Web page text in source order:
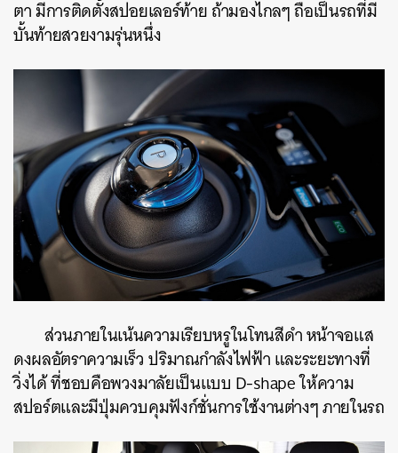
ตา มีการติดตั้งสปอยเลอร์ท้าย ถ้ามองไกลๆ ถือเป็นรถที่มี
บั้นท้ายสวยงามรุ่นหนึ่ง
ส่วนภายในเน้นความเรียบหรูในโทนสีดำ หน้าจอแส
ดงผลอัตราความเร็ว ปริมาณกำลังไฟฟ้า และระยะทางที่
วิ่งได้ ที่ชอบคือพวงมาลัยเป็นแบบ D-shape ให้ความ
สปอร์ตและมีปุ่มควบคุมฟังก์ชั่นการใช้งานต่างๆ ภายในรถ